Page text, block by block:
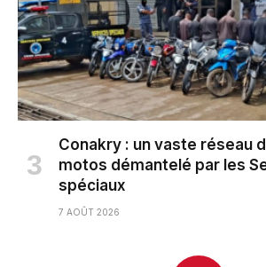
Conakry : un vaste réseau
motos démantelé par les
spéciaux
7 AOÛT 2026